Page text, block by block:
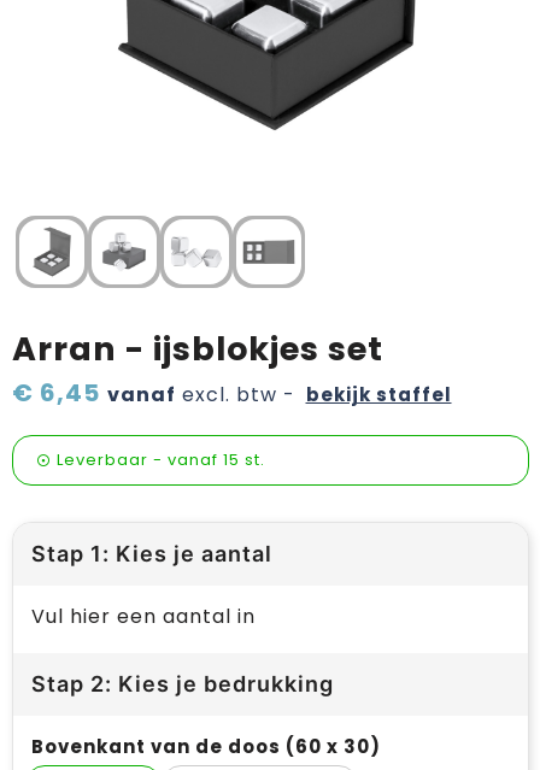
Verzorging & welness
Sinterklaas artikelen
Wijn, bier en proeverij
Zomerpakketten
Arran - ijsblokjes set
€ 6,45 vanaf excl. btw - bekijk staffel
Leverbaar - vanaf 15 st.
Stap 1: Kies je aantal
Vul hier een aantal in
Stap 2: Kies je bedrukking
Bovenkant van de doos (60 x 30)